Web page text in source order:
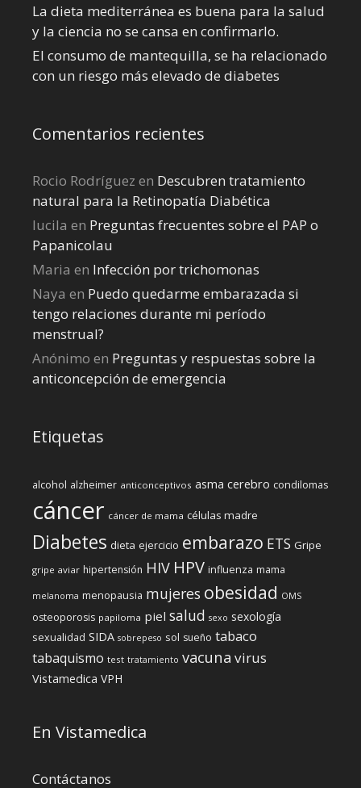
La dieta mediterránea es buena para la salud
y la ciencia no se cansa en confirmarlo.
El consumo de mantequilla, se ha relacionado
con un riesgo más elevado de diabetes
Comentarios recientes
Rocio Rodríguez en Descubren tratamiento
natural para la Retinopatía Diabética
lucila en Preguntas frecuentes sobre el PAP o
Papanicolau
Maria en Infección por trichomonas
Naya en Puedo quedarme embarazada si
tengo relaciones durante mi perí­odo
menstrual?
Anónimo en Preguntas y respuestas sobre la
anticoncepción de emergencia
Etiquetas
alcohol alzheimer anticonceptivos asma cerebro condilomas
cáncer cáncer de mama células madre
Diabetes dieta ejercicio embarazo ETS Gripe
gripe aviar hipertensión HIV HPV influenza mama
melanoma menopausia mujeres obesidad OMS
osteoporosis papiloma piel salud sexo sexología
sexualidad SIDA sobrepeso sol sueño tabaco
tabaquismo test tratamiento vacuna virus
Vistamedica VPH
En Vistamedica
Contáctanos